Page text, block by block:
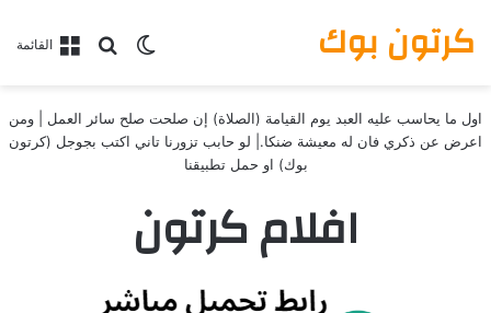
القائمةبحث عن
الوضع المظلم كرتون بوك
اول ما يحاسب عليه العبد يوم القيامة (الصلاة) إن صلحت صلح سائر العمل | ومن
اعرض عن ذكري فان له معيشة ضنكا.| لو حابب تزورنا تاني اكتب بجوجل (كرتون
بوك) او حمل تطبيقنا
افلام كرتون